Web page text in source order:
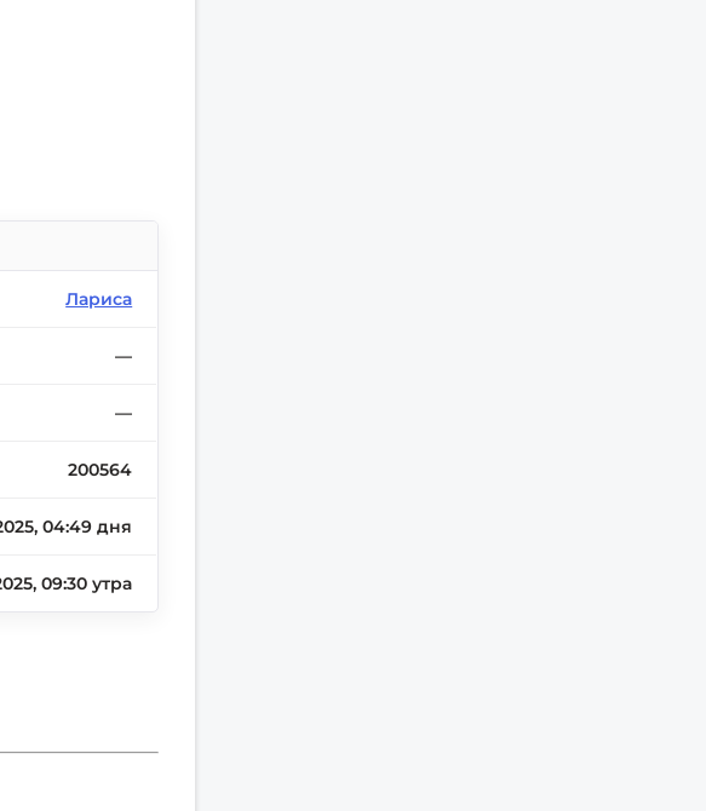
Лариса
—
—
200564
04:49 дня
09:30 утра